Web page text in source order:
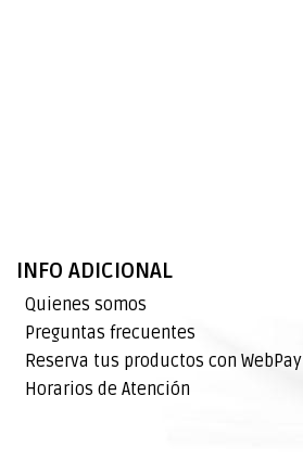
INFO ADICIONAL
Quienes somos
Preguntas frecuentes
Reserva tus productos con WebPay
Horarios de Atención